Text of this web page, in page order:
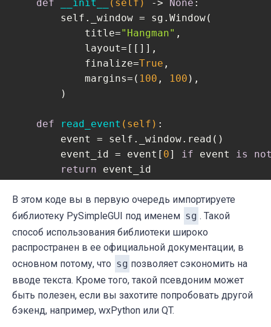
def __init__ (self) -> None :
        self._window = sg.Window(
            title=
"Hangman" ,
            layout=[[]],
            finalize=
True ,
            margins=(
100 , 100 ),
        )
def read_event (self) :
        event = self._window.read()
        event_id = event[
0] if event is
return event_id
def close (self):
        self._window.close()
В этом коде вы в первую очередь импортируете
библиотеку PySimpleGUI под именем sg . Такой
способ использования библиотеки широко
распространен в ее официальной документации, в
основном потому, что sg позволяет сэкономить на
вводе текста. Кроме того, такой псевдоним может
быть полезен, если вы захотите попробовать другой
бэкенд, например, wxPython или QT.